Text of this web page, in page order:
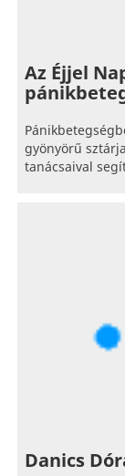
Az Éjjel
gyönyörű
tanácsaival
Danics